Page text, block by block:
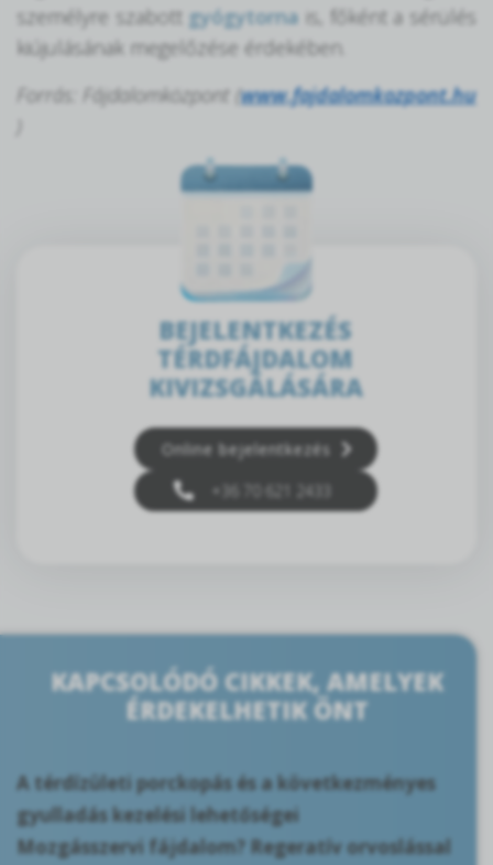
személyre szabott gyógytorna is, főként a sérülés
kiújulásának megelőzése érdekében.
Forrás: Fájdalomközpont (www.fajdalomkozpont.hu
BEJELENTKEZÉS
TÉRDFÁJDALOM
KIVIZSGÁLÁSÁRA
Online bejelentkezés
+36 70 621 2433
KAPCSOLÓDÓ CIKKEK, AMELYEK
ÉRDEKELHETIK ÖNT
A térdízületi porckopás és a következményes
gyulladás kezelési lehetőségei
Mozgásszervi fájdalom? Regeratív orvoslással